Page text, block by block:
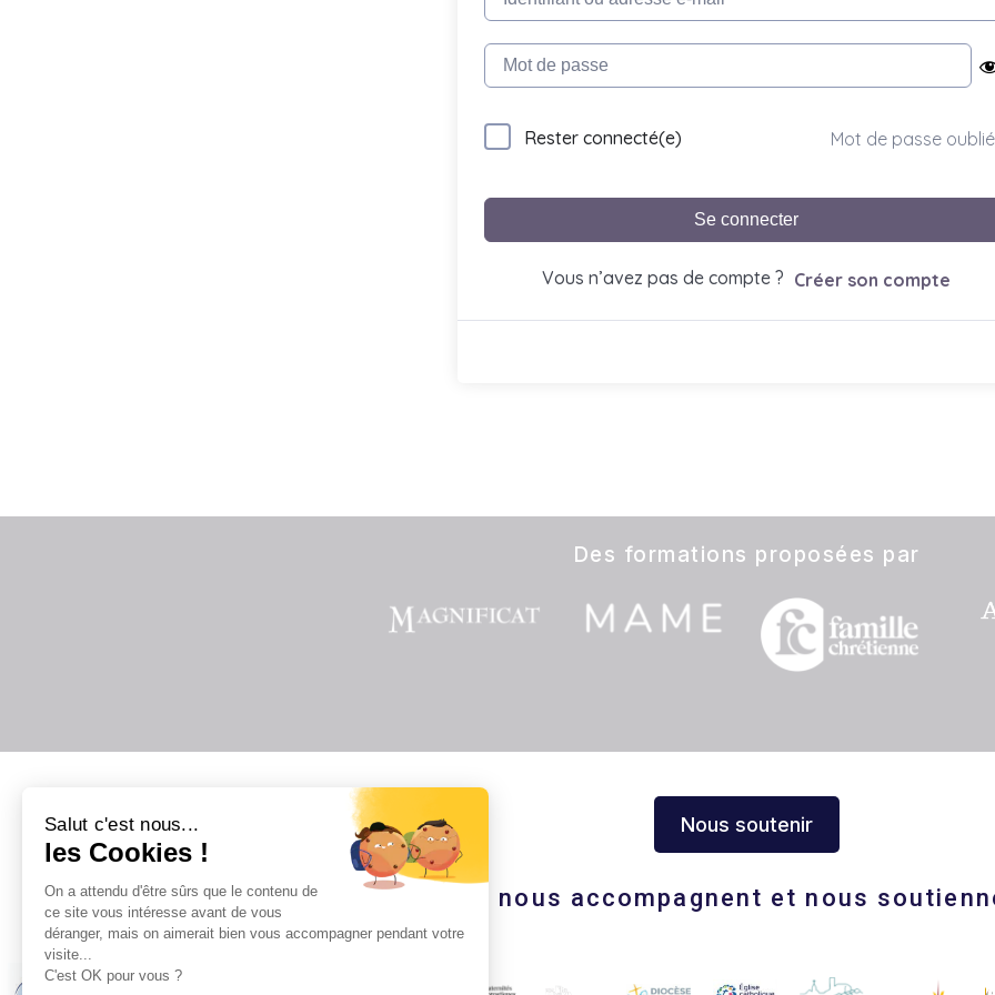
Salut c'est nous...
les Cookies !
On a attendu d'être sûrs que le contenu de
ce site vous intéresse avant de vous
déranger, mais on aimerait bien vous accompagner pendant votre
visite...
C'est OK pour vous ?
Rester connecté(e) Mot de passe
Se connecter
Vous n’avez pas de compte ? Créer son compte
Des formations proposées par
Nous soutenir
Ils nous accompagnent et nous